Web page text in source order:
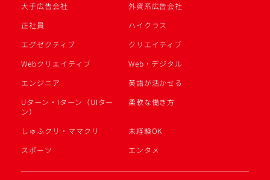
大手広告会社
外資系広告会社
正社員
ハイクラス
エグゼクティブ
クリエイティブ
Webクリエイティブ
Web・デジタル
エンジニア
英語が活かせる
Uターン・Iターン（UIター
ン）
柔軟な働き方
しゅふクリ・ママクリ
未経験OK
スポーツ
エンタメ